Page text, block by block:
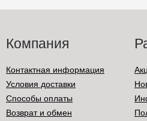
Компания
Контактная информация
Условия доставки
Способы оплаты
Возврат и обмен